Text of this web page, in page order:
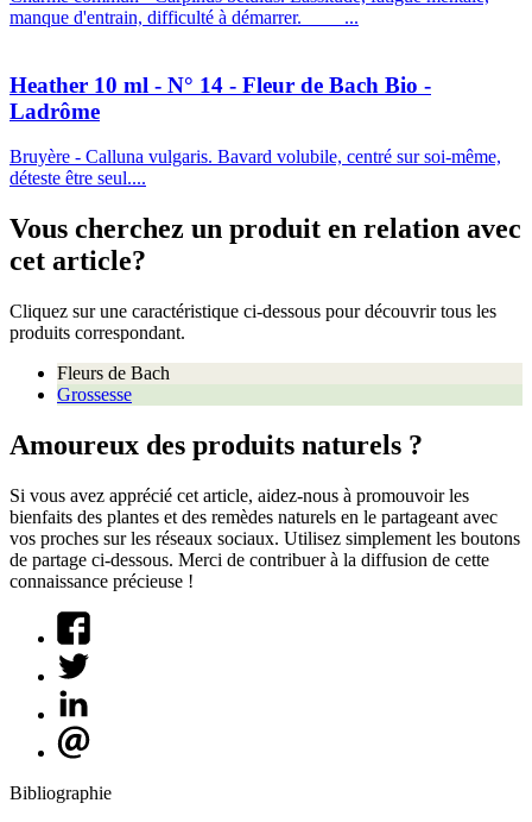
manque d'entrain, difficulté à démarrer. ...
Heather 10 ml - N° 14 - Fleur de Bach Bio -
Ladrôme
Bruyère - Calluna vulgaris. Bavard volubile, centré sur soi-même,
déteste être seul....
Vous cherchez un produit en relation avec
cet article?
Cliquez sur une caractéristique ci-dessous pour découvrir tous les
produits correspondant.
Fleurs de Bach
Grossesse
Amoureux des produits naturels ?
Si vous avez apprécié cet article, aidez-nous à promouvoir les
bienfaits des plantes et des remèdes naturels en le partageant avec
vos proches sur les réseaux sociaux. Utilisez simplement les boutons
de partage ci-dessous. Merci de contribuer à la diffusion de cette
connaissance précieuse !
Bibliographie